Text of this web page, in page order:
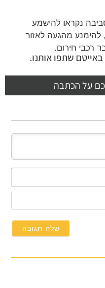
נקראו להישמע
להימנע מהגעה לאזור
רכבי חירום.
שתפו אותנו.
על הכתבה